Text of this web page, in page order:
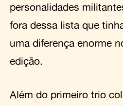
personalidades
fora dessa lista que
uma diferença enorme
edição.
Além do primeiro trio